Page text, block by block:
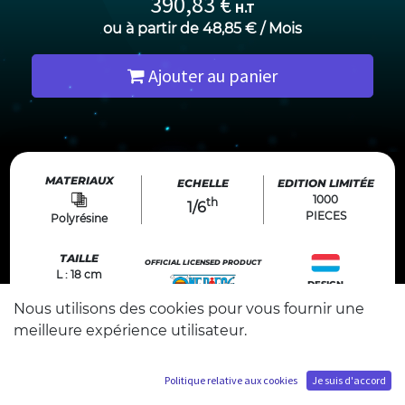
H.T
ou à partir de 48,85 € / Mois
Ajouter au panier
MATERIAUX
Polyrésine
ECHELLE
1/6th
EDITION LIMITÉE
1000
PIECES
TAILLE
L : 18 cm
H : 34 cm
OFFICIAL LICENSED PRODUCT
©Eiichiro Oda/Shueisha, Toei Animation
DESIGN
Nous utilisons des cookies pour vous fournir une
meilleure expérience utilisateur.
Politique relative aux cookies Je suis d'accord